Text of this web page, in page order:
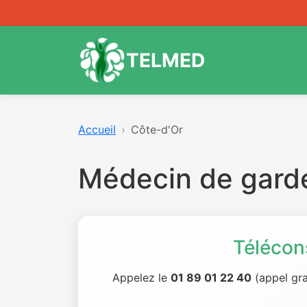
TELMED
Accueil Côte-d'Or
Médecin de
Appelez le 01 89 01 22 40 (appel